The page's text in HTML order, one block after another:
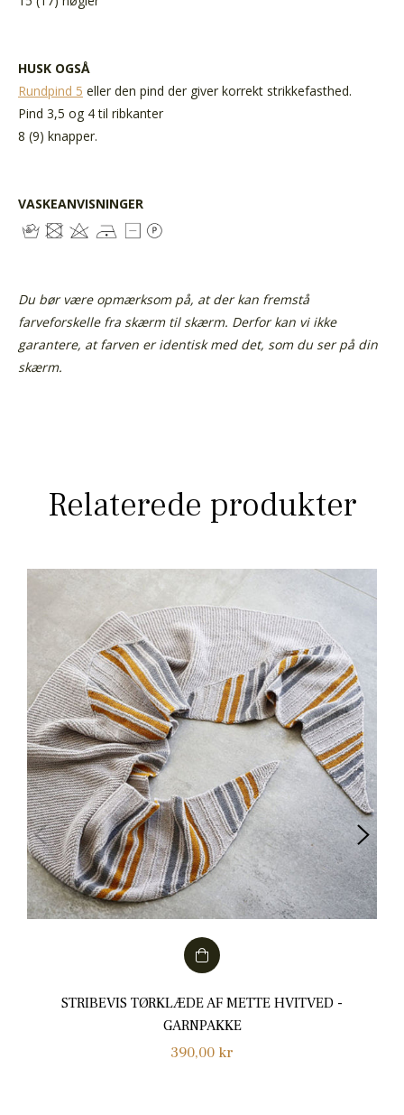
HUSK OGSÅ
Rundpind 5 eller den pind der giver korrekt strikkefasthed.
Pind 3,5 og 4 til ribkanter
8 (9) knapper.
VASKEANVISNINGER
Du bør være opmærksom på, at der kan fremstå
farveforskelle fra skærm til skærm. Derfor kan vi ikke
garantere, at farven er identisk med det, som du ser på din
skærm.
Relaterede produkter
STRIBEVIS TØRKLÆDE AF METTE HVITVED -
GARNPAKKE
Normalpris
390,00 kr